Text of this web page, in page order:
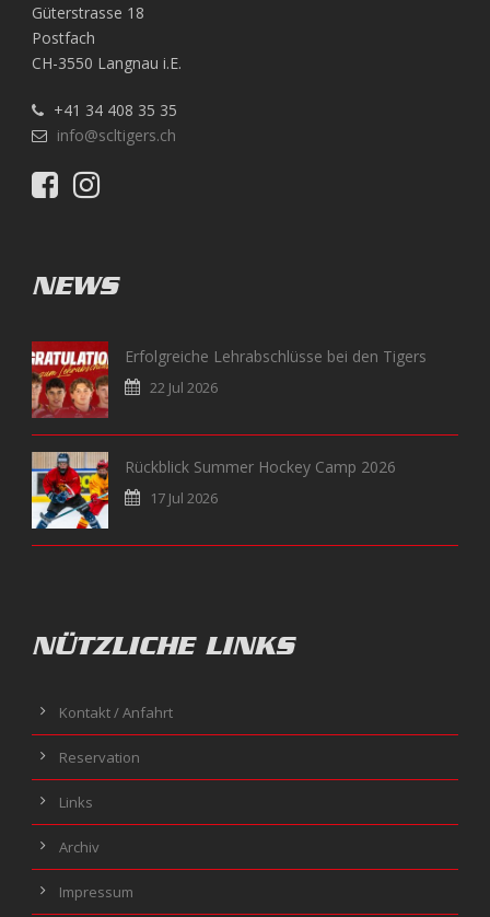
Güterstrasse 18
Postfach
CH-3550 Langnau i.E.
+41 34 408 35 35
info@scltigers.ch
NEWS
Erfolgreiche Lehrabschlüsse bei den Tigers
22 Jul 2026
Rückblick Summer Hockey Camp 2026
17 Jul 2026
NÜTZLICHE LINKS
Kontakt / Anfahrt
Reservation
Links
Archiv
Impressum